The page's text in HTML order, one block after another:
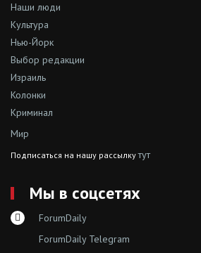
Наши люди
Культура
Нью-Йорк
Выбор редакции
Израиль
Колонки
Криминал
Мир
Подписаться на нашу рассылкутут
Мы в соцсетях
ForumDaily
ForumDaily Telegram